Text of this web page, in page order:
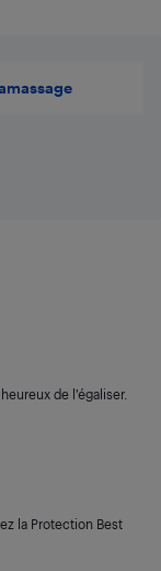
de l’égaliser.
la Protection Best